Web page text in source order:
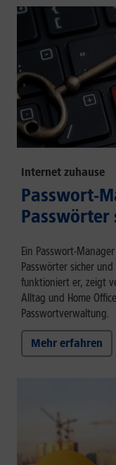
Internet zuhause
Passwort-
Passwörter
Ein Passwort-
Passwörter sicher
funktioniert er, zeigt
Alltag und Home
Passwortverwaltung.
Mehr erfahren